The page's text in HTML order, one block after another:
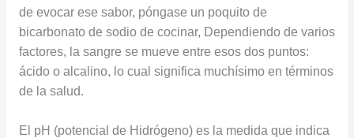
de evocar ese sabor, póngase un poquito de
bicarbonato de sodio de cocinar, Dependiendo de varios
factores, la sangre se mueve entre esos dos puntos:
ácido o alcalino, lo cual significa muchísimo en términos
de la salud.
El pH (potencial de Hidrógeno) es la medida que indica